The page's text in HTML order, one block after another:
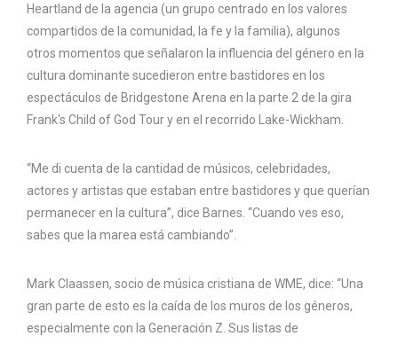
Heartland de la agencia (un grupo centrado en los valores
compartidos de la comunidad, la fe y la familia), algunos
otros momentos que señalaron la influencia del género en la
cultura dominante sucedieron entre bastidores en los
espectáculos de Bridgestone Arena en la parte 2 de la gira
Frank's Child of God Tour y en el recorrido Lake-Wickham.
“Me di cuenta de la cantidad de músicos, celebridades,
actores y artistas que estaban entre bastidores y que querían
permanecer en la cultura”, dice Barnes. “Cuando ves eso,
sabes que la marea está cambiando”.
Mark Claassen, socio de música cristiana de WME, dice: “Una
gran parte de esto es la caída de los muros de los géneros,
especialmente con la Generación Z. Sus listas de